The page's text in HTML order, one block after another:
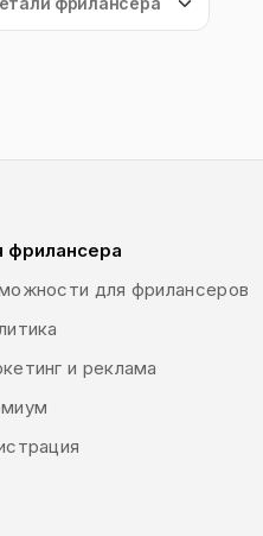
фрилансера
для фрилансеров
и реклама